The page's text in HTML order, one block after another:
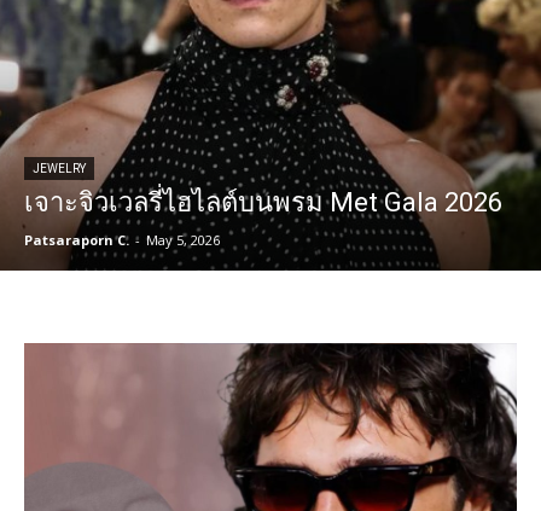
JEWELRY
เจาะจิวเวลรี่ไฮไลต์บนพรม Met Gala 2026
Patsaraporn C. - May 5, 2026